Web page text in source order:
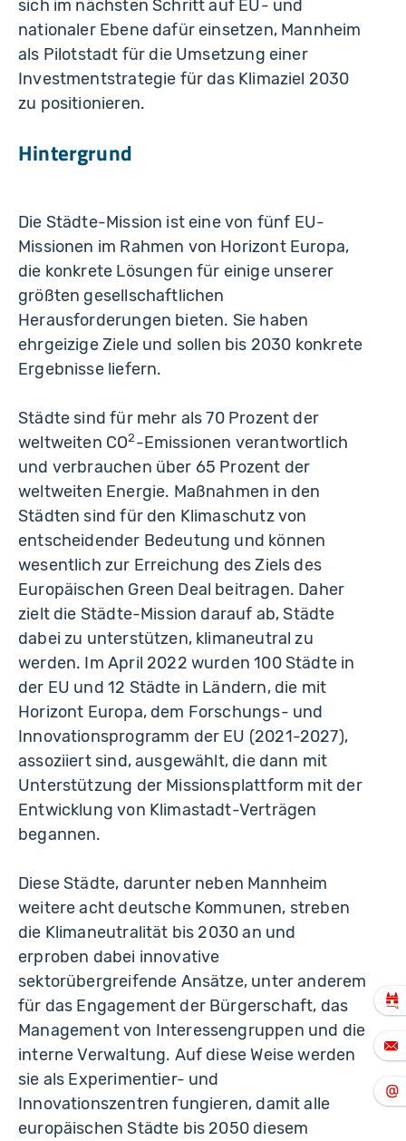
sich im nächsten Schritt auf EU- und
nationaler Ebene dafür einsetzen, Mannheim
als Pilotstadt für die Umsetzung einer
Investmentstrategie für das Klimaziel 2030
zu positionieren.
Hintergrund
Die Städte-Mission ist eine von fünf EU-
Missionen im Rahmen von Horizont Europa,
die konkrete Lösungen für einige unserer
größten gesellschaftlichen
Herausforderungen bieten. Sie haben
ehrgeizige Ziele und sollen bis 2030 konkrete
Ergebnisse liefern.
Städte sind für mehr als 70 Prozent der
weltweiten CO2-Emissionen verantwortlich
und verbrauchen über 65 Prozent der
weltweiten Energie. Maßnahmen in den
Städten sind für den Klimaschutz von
entscheidender Bedeutung und können
wesentlich zur Erreichung des Ziels des
Europäischen Green Deal beitragen. Daher
zielt die Städte-Mission darauf ab, Städte
dabei zu unterstützen, klimaneutral zu
werden. Im April 2022 wurden 100 Städte in
der EU und 12 Städte in Ländern, die mit
Horizont Europa, dem Forschungs- und
Innovationsprogramm der EU (2021-2027),
assoziiert sind, ausgewählt, die dann mit
Unterstützung der Missionsplattform mit der
Entwicklung von Klimastadt-Verträgen
begannen.
Diese Städte, darunter neben Mannheim
weitere acht deutsche Kommunen, streben
die Klimaneutralität bis 2030 an und
erproben dabei innovative
sektorübergreifende Ansätze, unter anderem
für das Engagement der Bürgerschaft, das
Management von Interessengruppen und die
interne Verwaltung. Auf diese Weise werden
sie als Experimentier- und
Innovationszentren fungieren, damit alle
europäischen Städte bis 2050 diesem